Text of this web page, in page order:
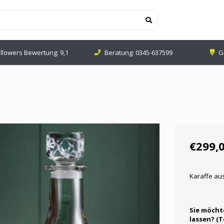
Bewertung: 9,1 Beratung: 0345-637599
Karaffe
Sie
lassen?